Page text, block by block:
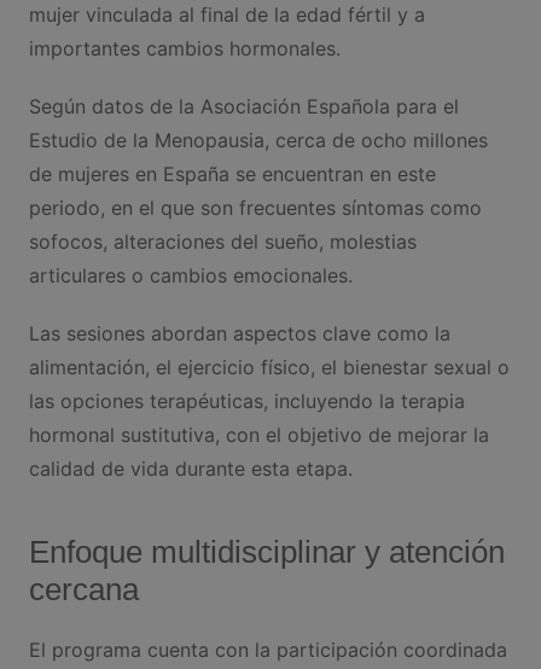
mujer vinculada al final de la edad fértil y a
importantes cambios hormonales.
Según datos de la Asociación Española para el
Estudio de la Menopausia, cerca de ocho millones
de mujeres en España se encuentran en este
periodo, en el que son frecuentes síntomas como
sofocos, alteraciones del sueño, molestias
articulares o cambios emocionales.
Las sesiones abordan aspectos clave como la
alimentación, el ejercicio físico, el bienestar sexual o
las opciones terapéuticas, incluyendo la terapia
hormonal sustitutiva, con el objetivo de mejorar la
calidad de vida durante esta etapa.
Enfoque multidisciplinar y atención
cercana
El programa cuenta con la participación coordinada